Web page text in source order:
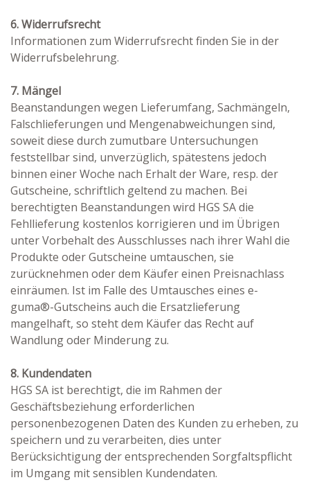
6. Widerrufsrecht
Informationen zum Widerrufsrecht finden Sie in der
Widerrufsbelehrung.
7. Mängel
Beanstandungen wegen Lieferumfang, Sachmängeln,
Falschlieferungen und Mengenabweichungen sind,
soweit diese durch zumutbare Untersuchungen
feststellbar sind, unverzüglich, spätestens jedoch
binnen einer Woche nach Erhalt der Ware, resp. der
Gutscheine, schriftlich geltend zu machen. Bei
berechtigten Beanstandungen wird HGS SA die
Fehllieferung kostenlos korrigieren und im Übrigen
unter Vorbehalt des Ausschlusses nach ihrer Wahl die
Produkte oder Gutscheine umtauschen, sie
zurücknehmen oder dem Käufer einen Preisnachlass
einräumen. Ist im Falle des Umtausches eines e-
guma®-Gutscheins auch die Ersatzlieferung
mangelhaft, so steht dem Käufer das Recht auf
Wandlung oder Minderung zu.
8. Kundendaten
HGS SA ist berechtigt, die im Rahmen der
Geschäftsbeziehung erforderlichen
personenbezogenen Daten des Kunden zu erheben, zu
speichern und zu verarbeiten, dies unter
Berücksichtigung der entsprechenden Sorgfaltspflicht
im Umgang mit sensiblen Kundendaten.